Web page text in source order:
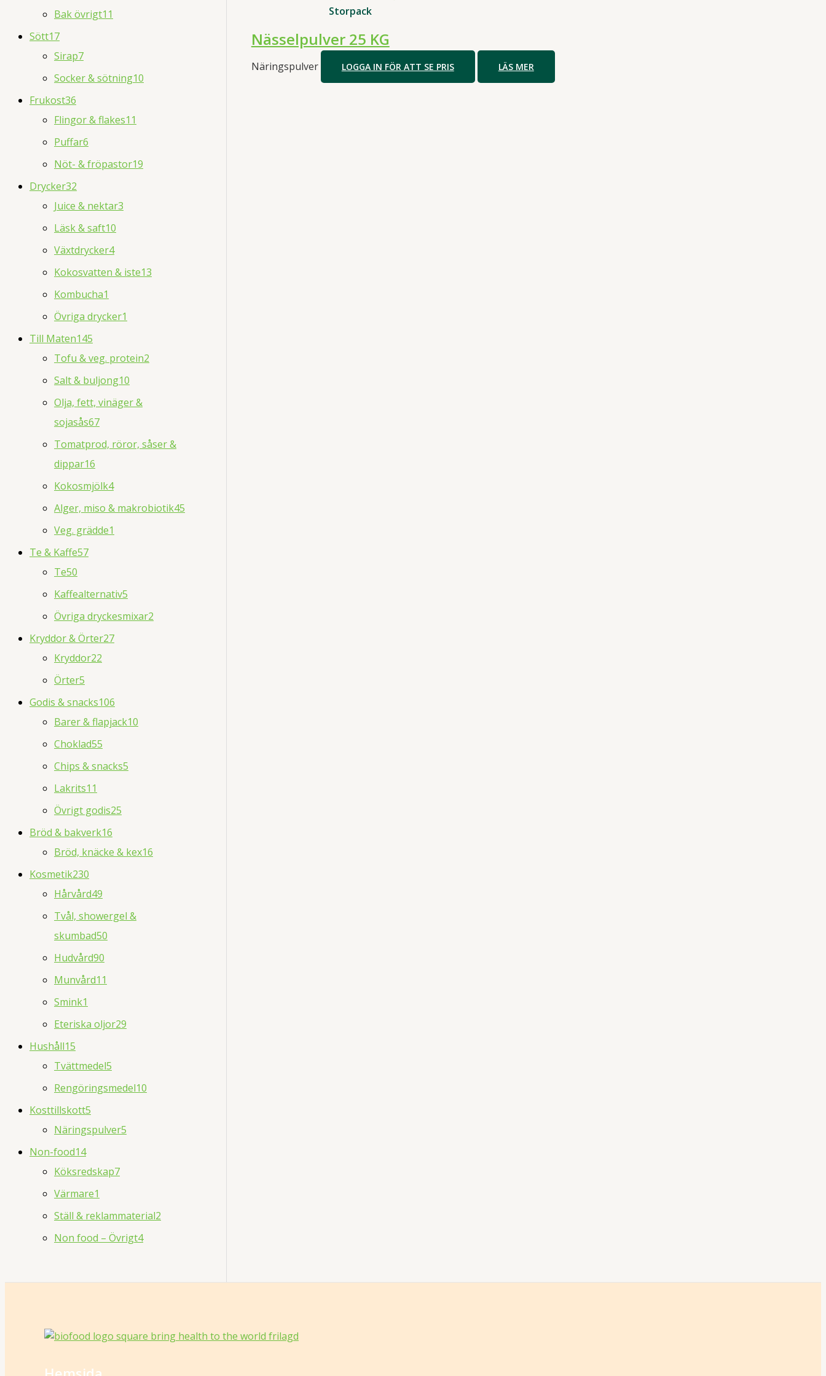
Bak övrigt11
Sött17
Sirap7
Socker & sötning10
Frukost36
Flingor & flakes11
Puffar6
Nöt- & fröpastor19
Drycker32
Juice & nektar3
Läsk & saft10
Växtdrycker4
Kokosvatten & iste13
Kombucha1
Övriga drycker1
Till Maten145
Tofu & veg. protein2
Salt & buljong10
Olja, fett, vinäger &
sojasås67
Tomatprod, röror, såser &
dippar16
Kokosmjölk4
Alger, miso & makrobiotik45
Veg. grädde1
Te & Kaffe57
Te50
Kaffealternativ5
Övriga dryckesmixar2
Kryddor & Örter27
Kryddor22
Örter5
Godis & snacks106
Barer & flapjack10
Choklad55
Chips & snacks5
Lakrits11
Övrigt godis25
Bröd & bakverk16
Bröd, knäcke & kex16
Kosmetik230
Hårvård49
Tvål, showergel &
skumbad50
Hudvård90
Munvård11
Smink1
Eteriska oljor29
Hushåll15
Tvättmedel5
Rengöringsmedel10
Kosttillskott5
Näringspulver5
Non-food14
Köksredskap7
Värmare1
Ställ & reklammaterial2
Non food – Övrigt4
Storpack
Nässelpulver 25 KG
Näringspulver LOGGA IN FÖR ATT SE PRIS LÄS MER